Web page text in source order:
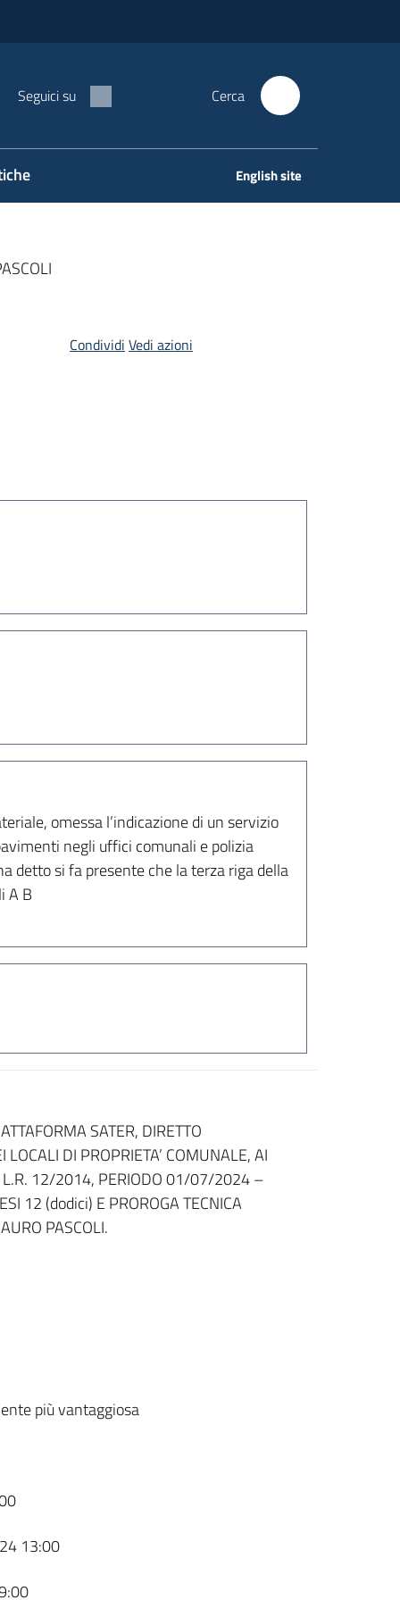
Seguici su Cerca
English site
Condividi Vedi azioni
omessa l’indicazione di un servizio
negli uffici comunali e polizia
detto si fa presente che la terza riga della
A B
SATER, DIRETTO
DI PROPRIETA’ COMUNALE, AI
L.R. 12/2014, PERIODO 01/07/2024 –
12 (dodici) E PROROGA TECNICA
PASCOLI.
più vantaggiosa
13:00